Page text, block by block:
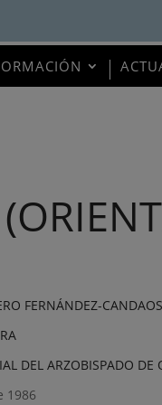
FERNÁNDEZ-
DEL ARZOBISPADO DE
1986